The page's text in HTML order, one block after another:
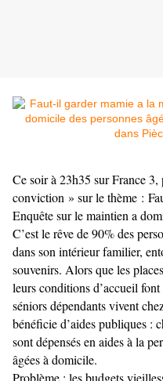
Ce soir à 23h35 sur France 3,
conviction » sur le thème :
Enquête sur le maintien a
C’est le rêve de 90% des
dans son intérieur familier,
souvenirs. Alors que les
leurs conditions d’accueil
séniors dépendants vivent
bénéficie d’aides publiques :
sont dépensés en aides à la
âgées à domicile.
Problème : les budgets